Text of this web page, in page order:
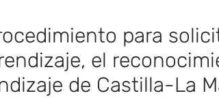
para
el
de Castilla-La